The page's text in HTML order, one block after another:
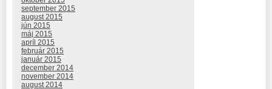
september 2015
august 2015
jún 2015
máj 2015
apríl 2015
február 2015
január 2015
december 2014
november 2014
august 2014